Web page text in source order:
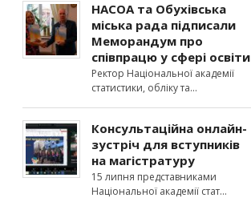
НАСОА та Обухівська
міська рада підписали
Меморандум про
співпрацю у сфері освіти
Ректор Національної академії
статистики, обліку та
Консультаційна онлайн-
зустріч для вступників
на магістратуру
15 липня представниками
Національної академії стат